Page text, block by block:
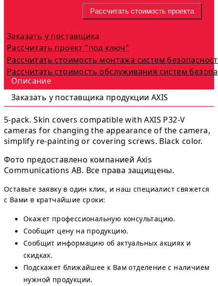
Рассчитать стоимость проекта
Заказать у поставщика
Рассчитать проект "под ключ"
Рассчитать стоимость монтажа систем
Рассчитать стоимость обслуживания систем
Описание
Заказать у поставщика продукции AXIS
5-pack. Skin covers compatible with AXIS P32-V
cameras for changing the appearance of the camera,
simplify re-painting or covering screws. Black color.
Фото предоставлено компанией Axis
Communications AB. Все права защищены.
Оставьте заявку в один клик, и наш специалист свяжется
с Вами в кратчайшие сроки:
Окажет профессиональную консультацию.
Сообщит цену на продукцию.
Сообщит информацию об актуальных акциях и
скидках.
Подскажет ближайшее к Вам отделение с наличием
нужной продукции.